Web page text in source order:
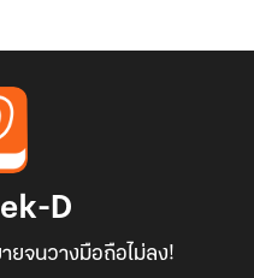
D
ยจนวางมือถือไม่ลง!